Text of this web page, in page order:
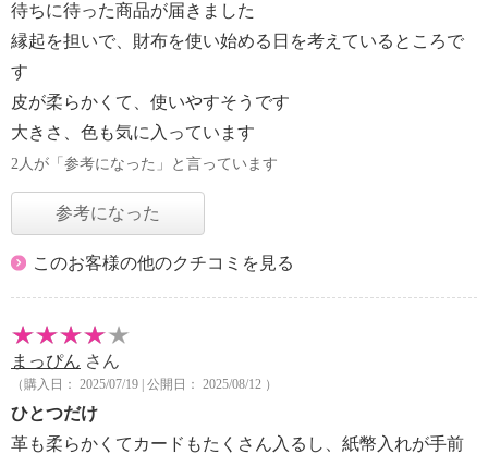
待ちに待った商品が届きました
縁起を担いで、財布を使い始める日を考えているところで
す
皮が柔らかくて、使いやすそうです
大きさ、色も気に入っています
2人が「参考になった」と言っています
参考になった
このお客様の他のクチコミを見る
まっぴん さん
（購入日： 2025/07/19 | 公開日： 2025/08/12 ）
ひとつだけ
革も柔らかくてカードもたくさん入るし、紙幣入れが手前